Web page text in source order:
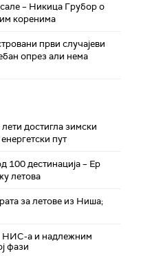
– Никица Грубор о
коренима
први случајеви
опрез али нема
достигла зимски
пут
100 дестинација – Ер
летова
за летове из Ниша;
НИС-а и надлежним
фази